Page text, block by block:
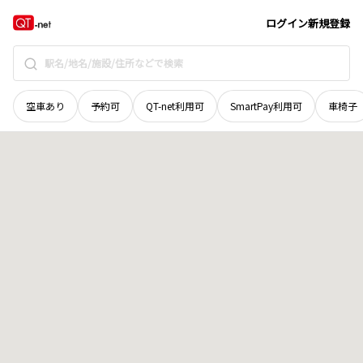
ログイン新規登録
空車あり 予約可 QT-net利用可 SmartPay利用可 車椅子
茨城県